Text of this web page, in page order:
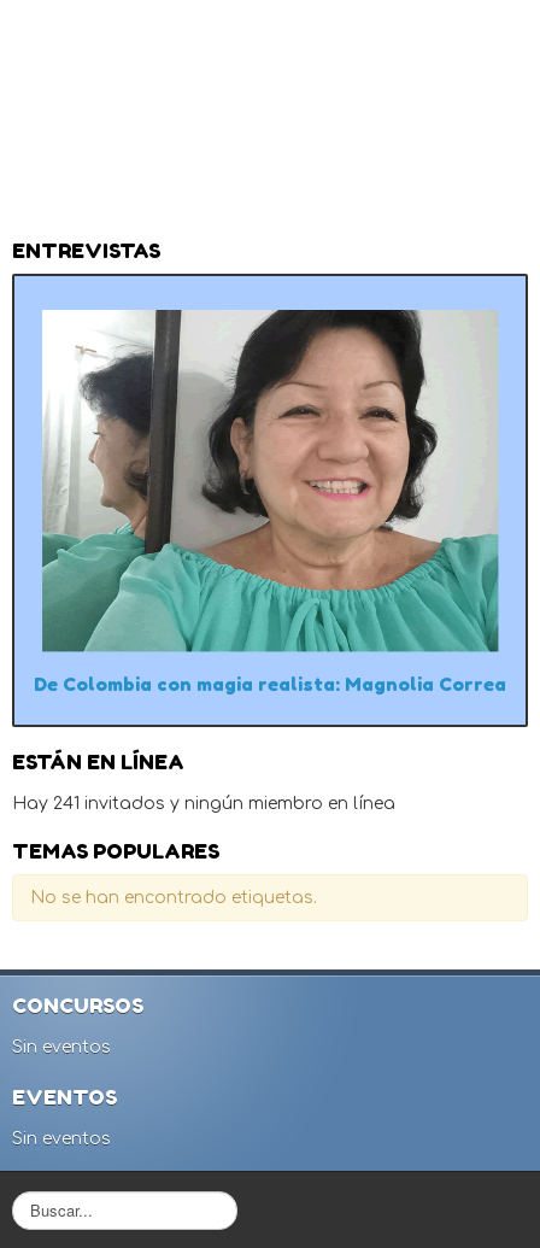
ENTREVISTAS
De Colombia con magia realista: Magnolia Correa
ESTÁN EN LÍNEA
Hay 241 invitados y ningún miembro en línea
TEMAS POPULARES
No se han encontrado etiquetas.
CONCURSOS
Sin eventos
EVENTOS
Sin eventos
B
u